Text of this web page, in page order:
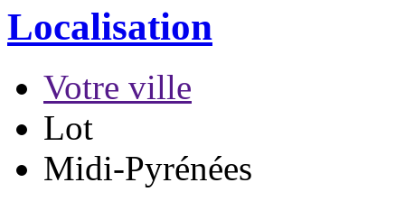
Localisation
Votre ville
Lot
Midi-Pyrénées